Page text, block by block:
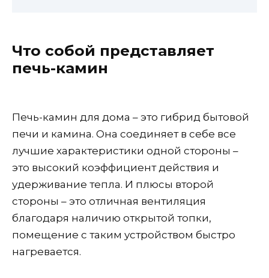
Что собой представляет
печь-камин
Печь-камин для дома – это гибрид бытовой
печи и камина. Она соединяет в себе все
лучшие характеристики одной стороны –
это высокий коэффициент действия и
удерживание тепла. И плюсы второй
стороны – это отличная вентиляция
благодаря наличию открытой топки,
помещение с таким устройством быстро
нагревается.